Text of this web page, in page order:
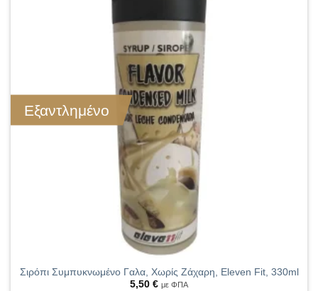
Εξαντλημένο
Σιρόπι Συμπυκνωμένο Γαλα, Χωρίς Ζάχαρη, Eleven Fit, 330ml
5,50 € με ΦΠΑ